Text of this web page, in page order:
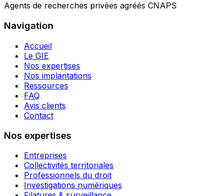
Agents de recherches privées agréés CNAPS
Navigation
Accueil
Le GIE
Nos expertises
Nos implantations
Ressources
FAQ
Avis clients
Contact
Nos expertises
Entreprises
Collectivités territoriales
Professionnels du droit
Investigations numériques